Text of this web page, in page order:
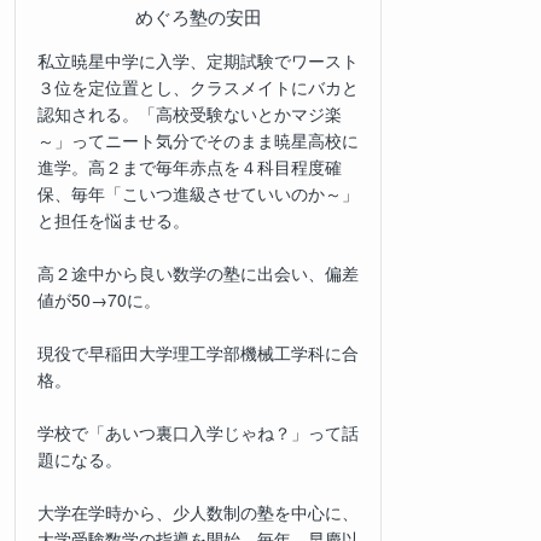
めぐろ塾の安田
私立暁星中学に入学、定期試験でワースト
３位を定位置とし、クラスメイトにバカと
認知される。「高校受験ないとかマジ楽
～」ってニート気分でそのまま暁星高校に
進学。高２まで毎年赤点を４科目程度確
保、毎年「こいつ進級させていいのか～」
と担任を悩ませる。
高２途中から良い数学の塾に出会い、偏差
値が50→70に。
現役で早稲田大学理工学部機械工学科に合
格。
学校で「あいつ裏口入学じゃね？」って話
題になる。
大学在学時から、少人数制の塾を中心に、